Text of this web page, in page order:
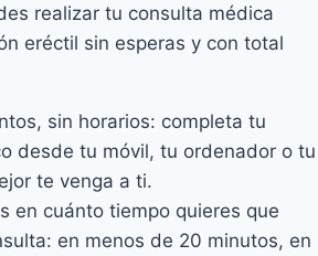
realizar tu consulta médica
eréctil sin esperas y con total
sin horarios: completa tu
desde tu móvil, tu ordenador o tu
te venga a ti.
en cuánto tiempo quieres que
en menos de 20 minutos, en